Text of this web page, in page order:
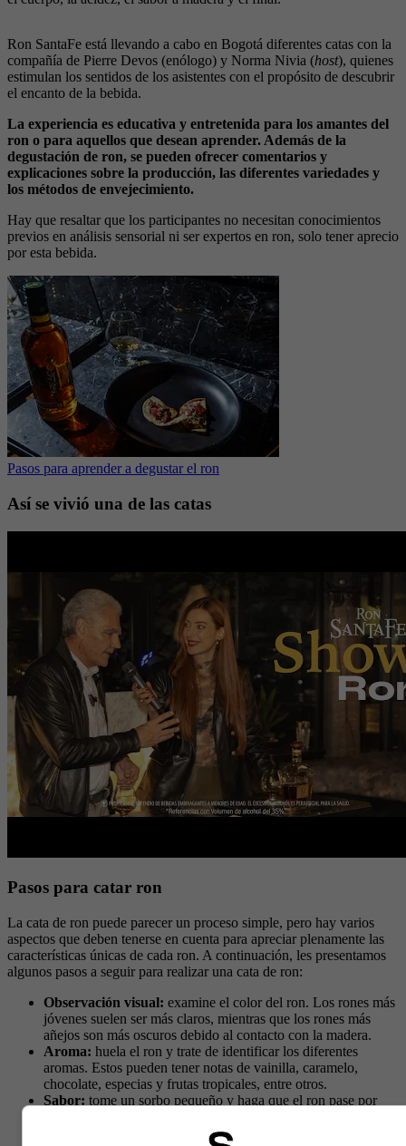
Ron SantaFe está llevando a cabo en Bogotá diferentes catas con la
compañía de Pierre Devos (enólogo) y Norma Nivia (host), quienes
estimulan los sentidos de los asistentes con el propósito de descubrir
el encanto de la bebida.
La experiencia es educativa y entretenida para los amantes del
ron o para aquellos que desean aprender. Además de la
degustación de ron, se pueden ofrecer comentarios y
explicaciones sobre la producción, las diferentes variedades y
los métodos de envejecimiento.
Hay que resaltar que los participantes no necesitan conocimientos
previos en análisis sensorial ni ser expertos en ron, solo tener aprecio
por esta bebida.
Pasos para aprender a degustar el ron
Así se vivió una de las catas
Pasos para catar ron
La cata de ron puede parecer un proceso simple, pero hay varios
aspectos que deben tenerse en cuenta para apreciar plenamente las
características únicas de cada ron. A continuación, les presentamos
algunos pasos a seguir para realizar una cata de ron:
Observación visual: examine el color del ron. Los rones más
jóvenes suelen ser más claros, mientras que los rones más
añejos son más oscuros debido al contacto con la madera.
Aroma: huela el ron y trate de identificar los diferentes
aromas. Estos pueden tener notas de vainilla, caramelo,
chocolate, especias y frutas tropicales, entre otros.
Sabor: tome un sorbo pequeño y haga que el ron pase por
diferentes sabores y texturas. Los rones pueden ser dulces,